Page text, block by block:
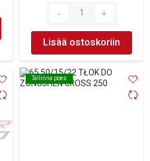
Lisää ostoskoriin
Tallinna poes
Tallinna poes